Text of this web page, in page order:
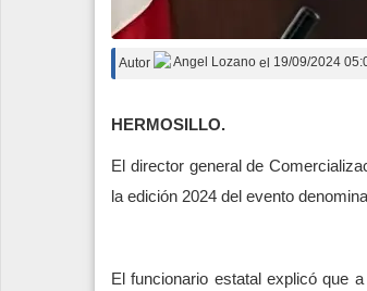
Autor Angel Lozano el 19/09/2024
HERMOSILLO.
El director general de
la edición 2024 del evento
El funcionario estatal explicó que